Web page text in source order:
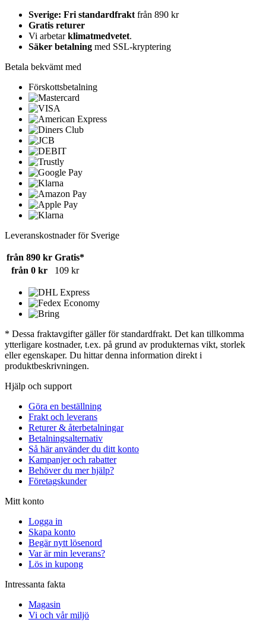
Sverige: Fri standardfrakt från 890 kr
Gratis returer
Vi arbetarklimatmedvetet.
Säker betalning med SSL-kryptering
Betala bekvämt med
Förskottsbetalning
Leveranskostnader för Sverige
från 890 kr Gratis*
från 0 kr
109 kr
* Dessa fraktavgifter gäller för standardfrakt. Det kan tillkomma
ytterligare kostnader, t.ex. på grund av produkternas vikt, storlek
eller egenskaper. Du hittar denna information direkt i
produktbeskrivningen.
Hjälp och support
Göra en beställning
Frakt och leverans
Returer & återbetalningar
Betalningsalternativ
Så här använder du ditt konto
Kampanjer och rabatter
Behöver du mer hjälp?
Företagskunder
Mitt konto
Logga in
Skapa konto
Begär nytt lösenord
Var är min leverans?
Lös in kupong
Intressanta fakta
Magasin
Vi och vår miljö